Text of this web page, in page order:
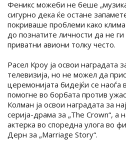
Феникс можеби не беше
сигурно дека ќе остане
покриваше проблеми како
до познатите личности да не
приватни авиони толку често.
Расел Кроу ја освои наградата
телевизија, но не можел да
церемонијата бидејќи се наоѓа
помогне во борбата против
Колман ја освои наградата за
серија-драма за „The Crown“, а
актерка во споредна улога во
Дерн за „Marriage Story“.